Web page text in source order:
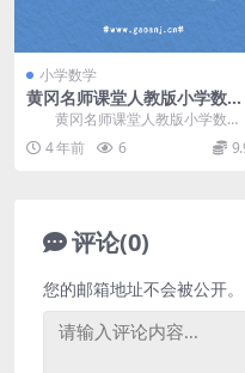
小学数学
黄冈名师课堂人教版小学数学
一年级下册 百度网盘分享
黄冈名师课堂人教版小学数学
一年级下册，百度网盘分享小学人
教版数学课程1.35...
4 年前 6
评论(0)
您的邮箱地址不会被公开。